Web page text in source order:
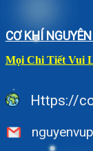
CƠ KHÍ
Mọi Chi Tiết Vui
Https://